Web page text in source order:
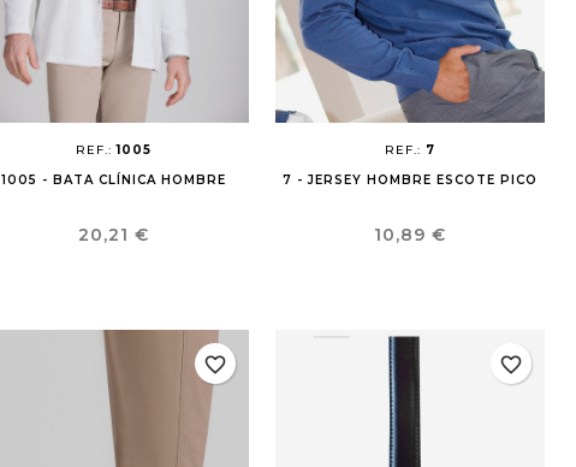
REF.:1005
1005 - BATA CLÍNICA HOMBRE
Precio
20,21 €
REF.: 7
7 - JERSEY HOMBRE ESCOTE PICO
Precio
10,89 €
favorite_border favorite_border